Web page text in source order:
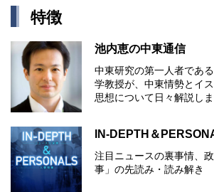
特徴
池内恵の中東通信
中東研究の第⼀⼈者であ
学教授が、中東情勢とイ
思想について⽇々解説しま
IN-DEPTH＆
注目ニュースの裏事情、
事」の先読み・読み解き